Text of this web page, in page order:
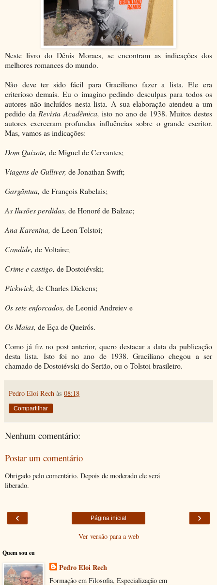
Neste livro do Dênis Moraes, se encontram as indicações dos
melhores romances do mundo.
Não deve ter sido fácil para Graciliano fazer a lista. Ele era
criterioso demais. Eu o imagino pedindo desculpas para todos os
autores não incluídos nesta lista. A sua elaboração atendeu a um
pedido da Revista Acadêmica,isto no ano de 1938. Muitos destes
autores exerceram profundas influências sobre o grande escritor.
Mas, vamos as indicações:
Dom Quixote, de Miguel de Cervantes;
Viagens de Gulliver, de Jonathan Swift;
Gargântua, de François Rabelais;
As Ilusões perdidas, de Honoré de Balzac;
Ana Karenina, de Leon Tolstoi;
Candide, de Voltaire;
Crime e castigo, de Dostoiévski;
Pickwick, de Charles Dickens;
Os sete enforcados, de Leonid Andreiev e
Os Maias, de Eça de Queirós.
Como já fiz no post anterior, quero destacar a data da publicação
desta lista. Isto foi no ano de 1938. Graciliano chegou a ser
chamado de Dostoiévski do Sertão, ou o Tolstoi brasileiro.
Pedro Eloi Rech às 08:18
Compartilhar
Nenhum comentário:
Postar um comentário
Obrigado pelo comentário. Depois de moderado ele será
liberado.
‹ ›
Página inicial
Ver versão para a web
Quem sou eu
Pedro Eloi Rech
Formação em Filosofia, Especialização em